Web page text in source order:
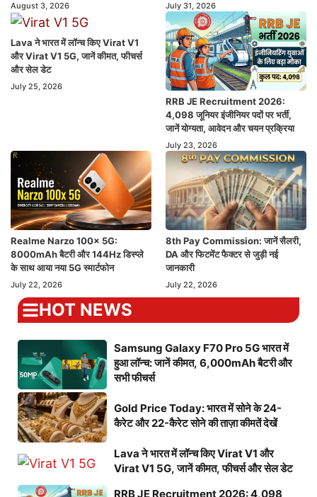
August 3, 2026 July 31, 2026
Lava ने भारत में लॉन्च किए Virat V1
और Virat V1 5G, जानें कीमत, फीचर्स
और सेल डेट
July 25, 2026
RRB JE Recruitment 2026:
4,098 जूनियर इंजीनियर पदों पर भर्ती,
जानें योग्यता, आवेदन और चयन प्रक्रिया
July 23, 2026
Realme Narzo 100x 5G:
8000mAh बैटरी और 144Hz डिस्प्ले
के साथ आया नया 5G स्मार्टफोन
July 22, 2026
8th Pay Commission: जानें सैलरी,
DA और फिटमेंट फैक्टर से जुड़ी नई
जानकारी
July 22, 2026
HOT NEWS
Samsung Galaxy F70 Pro 5G भारत में
हुआ लॉन्च: जानें कीमत, 6,000mAh बैटरी और
सभी फीचर्स
Gold Price Today: भारत में सोने के 24-
कैरेट और 22-कैरेट सोने की ताज़ा कीमतें देखें
Lava ने भारत में लॉन्च किए Virat V1 और
Virat V1 5G, जानें कीमत, फीचर्स और सेल डेट
RRB JE Recruitment 2026: 4,098